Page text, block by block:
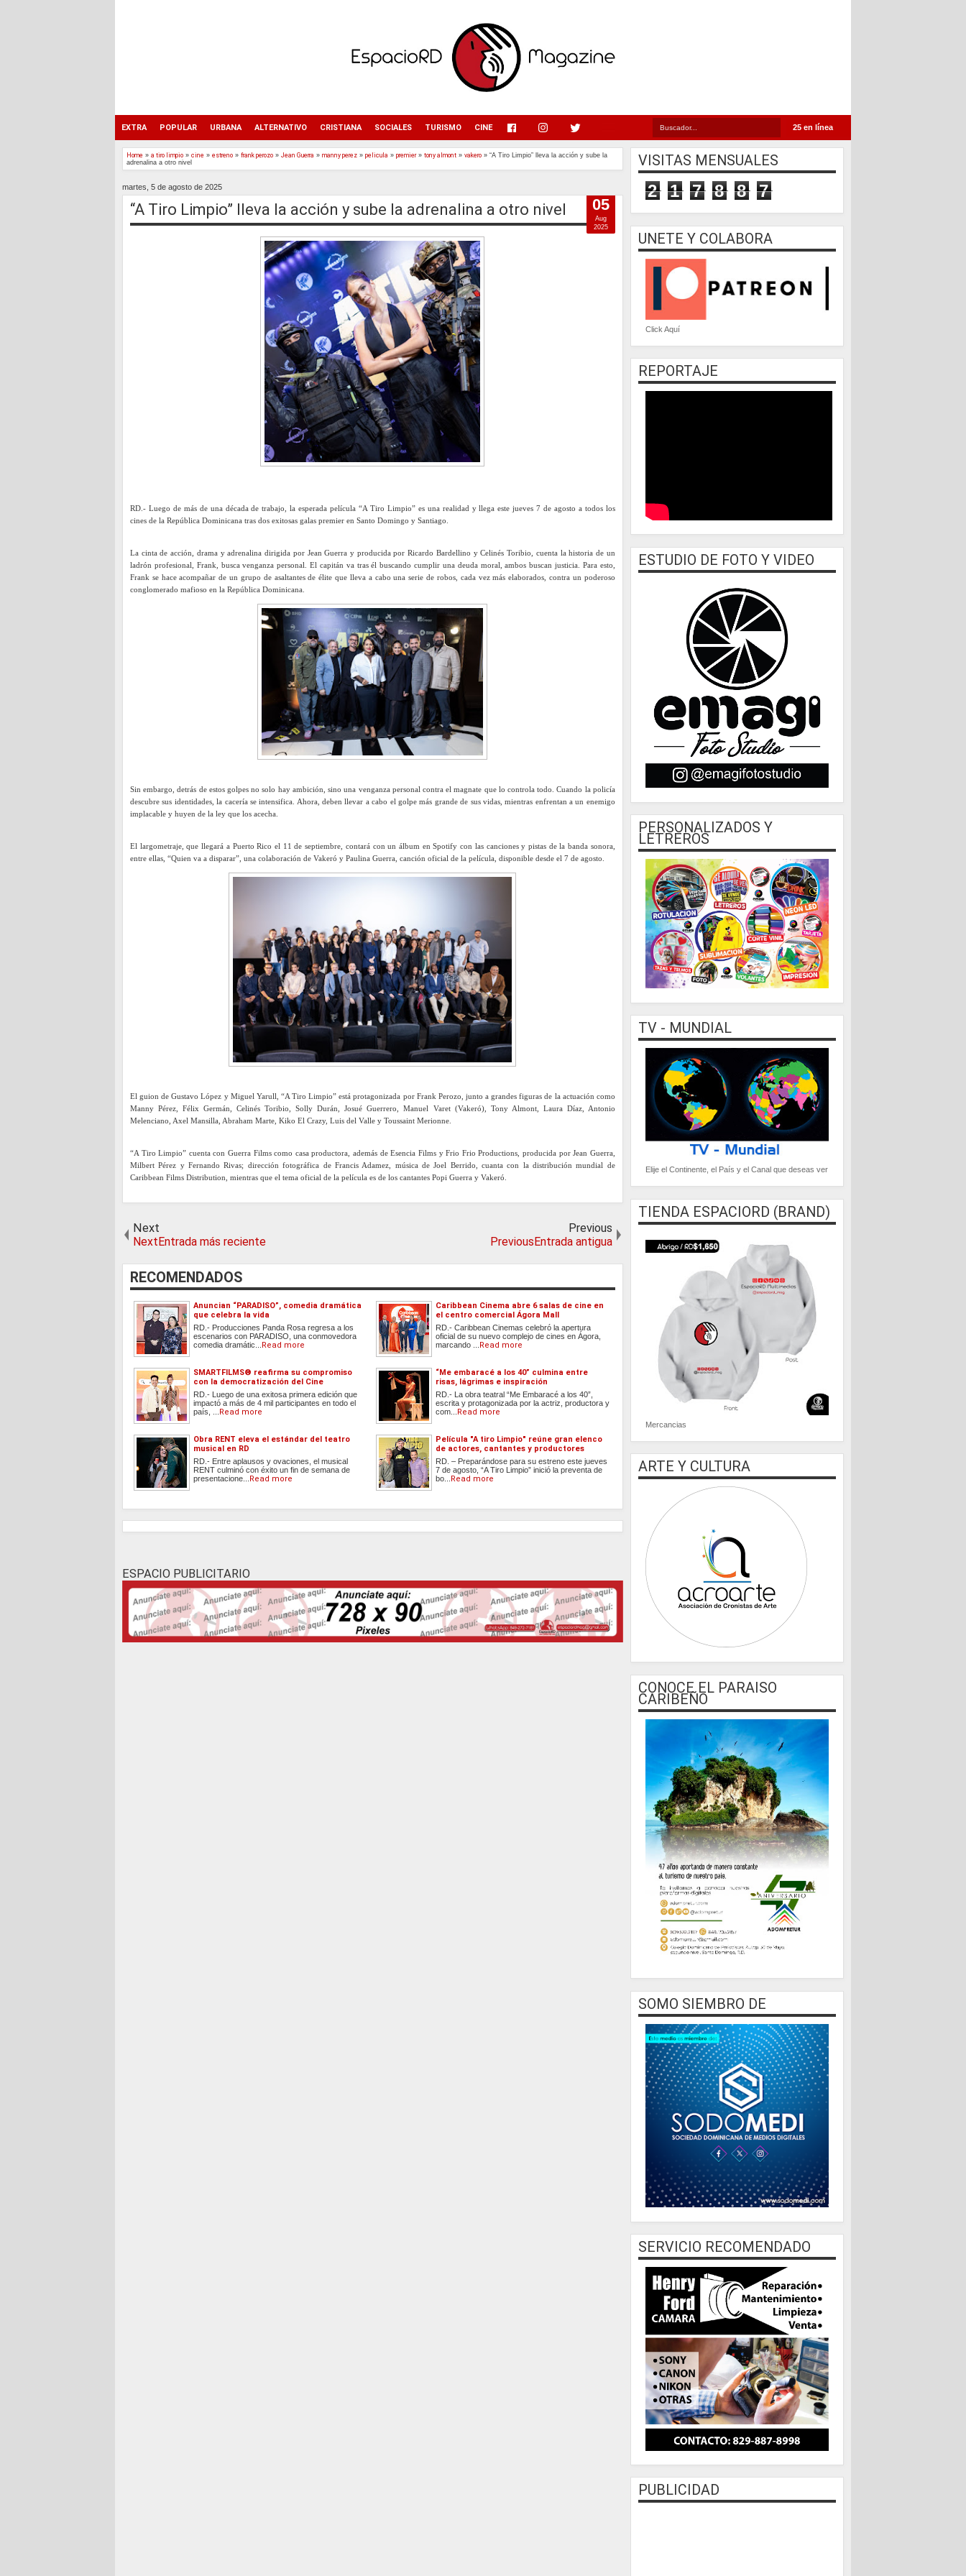
25 en línea
EXTRA POPULAR URBANA ALTERNATIVO CRISTIANA SOCIALES TURISMO CINE
Home » a tiro limpio » cine » estreno » frank perozo » Jean Guerra » manny perez » pelicula » premier» tony almont » vakero » “A Tiro Limpio” lleva la acción y sube la
adrenalina a otro nivel
martes, 5 de agosto de 2025
“A Tiro Limpio” lleva la acción y sube la adrenalina a otro nivel
RD.- Luego de más de una década de trabajo, la esperada película “A Tiro Limpio” es una realidad y llega este jueves 7 de agosto a todos los
cines de la República Dominicana tras dos exitosas galas premier en Santo Domingo y Santiago.
La cinta de acción, drama y adrenalina dirigida por Jean Guerra y producida por Ricardo Bardellino y Celinés Toribio, cuenta la historia de un
ladrón profesional, Frank, busca venganza personal. El capitán va tras él buscando cumplir una deuda moral, ambos buscan justicia. Para esto,
Frank se hace acompañar de un grupo de asaltantes de élite que lleva a cabo una serie de robos, cada vez más elaborados, contra un poderoso
conglomerado mafioso en la República Dominicana.
Sin embargo, detrás de estos golpes no solo hay ambición, sino una venganza personal contra el magnate que lo controla todo. Cuando la policía
descubre sus identidades, la cacería se intensifica. Ahora, deben llevar a cabo el golpe más grande de sus vidas, mientras enfrentan a un enemigo
implacable y huyen de la ley que los acecha.
El largometraje, que llegará a Puerto Rico el 11 de septiembre, contará con un álbum en Spotify con las canciones y pistas de la banda sonora,
entre ellas, “Quien va a disparar”, una colaboración de Vakeró y Paulina Guerra, canción oficial de la película, disponible desde el 7 de agosto.
El guion de Gustavo López y Miguel Yarull, “A Tiro Limpio” está protagonizada por Frank Perozo, junto a grandes figuras de la actuación como
Manny Pérez, Félix Germán, Celinés Toribio, Solly Durán, Josué Guerrero, Manuel Varet (Vakeró), Tony Almont, Laura Díaz, Antonio
Melenciano, Axel Mansilla, Abraham Marte, Kiko El Crazy, Luis del Valle y Toussaint Merionne.
“A Tiro Limpio” cuenta con Guerra Films como casa productora, además de Esencia Films y Frio Frio Productions, producida por Jean Guerra,
Milbert Pérez y Fernando Rivas; dirección fotográfica de Francis Adamez, música de Joel Berrido, cuanta con la distribución mundial de
Caribbean Films Distribution, mientras que el tema oficial de la película es de los cantantes Popi Guerra y Vakeró.
05
Aug
2025
Next
NextEntrada más reciente
Previous
PreviousEntrada antigua
RECOMENDADOS
Anuncian “PARADISO”, comedia dramática
que celebra la vida
RD.- Producciones Panda Rosa regresa a los
escenarios con PARADISO, una conmovedora
comedia dramátic... Read more
Caribbean Cinema abre 6 salas de cine en
el centro comercial Ágora Mall
RD.- Caribbean Cinemas celebró la apertura
oficial de su nuevo complejo de cines en Ágora,
marcando ... Read more
SMARTFILMS®️ reafirma su compromiso
con la democratización del Cine
RD.- Luego de una exitosa primera edición que
impactó a más de 4 mil participantes en todo el
país, ... Read more
“Me embaracé a los 40” culmina entre
risas, lágrimas e inspiración
RD.- La obra teatral “Me Embaracé a los 40”,
escrita y protagonizada por la actriz, productora y
com... Read more
Obra RENT eleva el estándar del teatro
musical en RD
RD.- Entre aplausos y ovaciones, el musical
RENT culminó con éxito un fin de semana de
presentacione... Read more
Película "A tiro Limpio" reúne gran elenco
de actores, cantantes y productores
RD. – Preparándose para su estreno este jueves
7 de agosto, “A Tiro Limpio” inició la preventa de
bo... Read more
ESPACIO PUBLICITARIO
VISITAS MENSUALES
2 1 7 8 8 7
UNETE Y COLABORA
Click Aquí
REPORTAJE
ESTUDIO DE FOTO Y VIDEO
PERSONALIZADOS Y
LETREROS
TV - MUNDIAL
Elije el Continente, el País y el Canal que deseas ver
TIENDA ESPACIORD (BRAND)
Mercancias
ARTE Y CULTURA
CONOCE EL PARAISO
CARIBEÑO
SOMO SIEMBRO DE
SERVICIO RECOMENDADO
PUBLICIDAD